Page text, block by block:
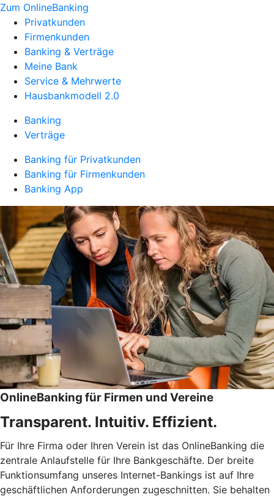
Zum OnlineBanking
Privatkunden
Firmenkunden
Banking & Verträge
Meine Bank
Service & Mehrwerte
Hausbankmodell 2.0
Banking
Verträge
Banking für Privatkunden
Banking für Firmenkunden
Banking App
OnlineBanking für Firmen und Vereine
Transparent. Intuitiv. Effizient.
Für Ihre Firma oder Ihren Verein ist das OnlineBanking die
zentrale Anlaufstelle für Ihre Bankgeschäfte. Der breite
Funktionsumfang unseres Internet-Bankings ist auf Ihre
geschäftlichen Anforderungen zugeschnitten. Sie behalten